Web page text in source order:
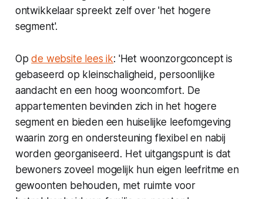
ontwikkelaar spreekt zelf over 'het hogere
segment'.
Opde website lees ik: 'Het woonzorgconcept is
gebaseerd op kleinschaligheid, persoonlijke
aandacht en een hoog wooncomfort. De
appartementen bevinden zich in het hogere
segment en bieden een huiselijke leefomgeving
waarin zorg en ondersteuning flexibel en nabij
worden georganiseerd. Het uitgangspunt is dat
bewoners zoveel mogelijk hun eigen leefritme en
gewoonten behouden, met ruimte voor